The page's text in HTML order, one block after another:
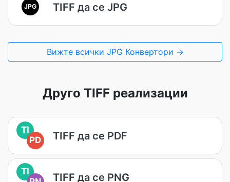
JPG TIFF да се JPG
Вижте всички JPG Конвертори →
Друго TIFF реализации
TI
PD
TIFF да се PDF
TI
TIFF да се PNG